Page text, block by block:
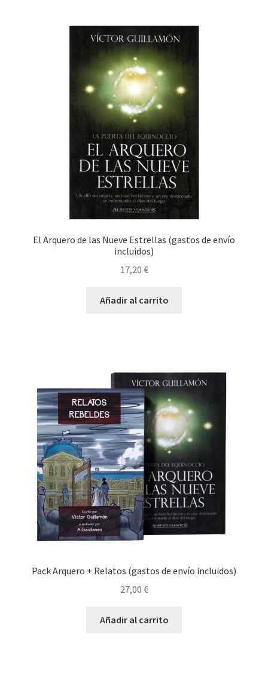
El Arquero de las Nueve Estrellas (gastos de envío
incluidos)
17,20 €
Añadir al carrito
Pack Arquero + Relatos (gastos de envío incluidos)
27,00 €
Añadir al carrito